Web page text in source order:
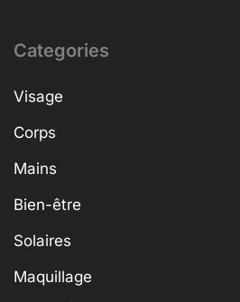
Categories
Visage
Corps
Mains
Bien-être
Solaires
Maquillage